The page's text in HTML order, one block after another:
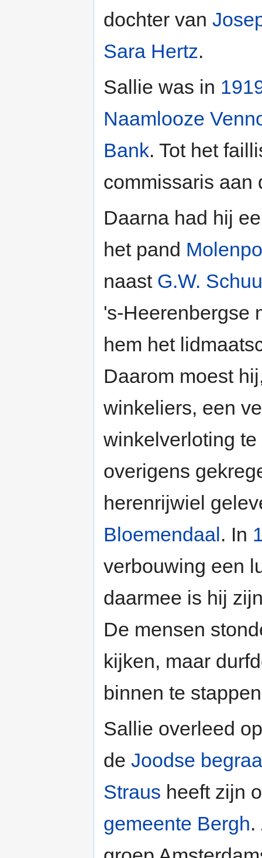
dochter van
Sara Hertz.
Sallie was in
Naamlooze
Bank. Tot het
commissaris aan
Daarna had hij
het pand
naast G.W.
's-Heerenbergse
hem het
Daarom moest
winkeliers, een
winkelverloting
overigens
herenrijwiel
Bloemendaal . In
verbouwing een
daarmee is hij
De mensen
kijken, maar
binnen te
Sallie overleed
de Joodse
Straus heeft zijn
gemeente Bergh.